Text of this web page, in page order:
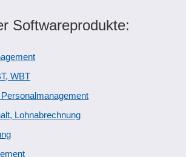
Softwareprodukte:
WBT
Lohnabrechnung